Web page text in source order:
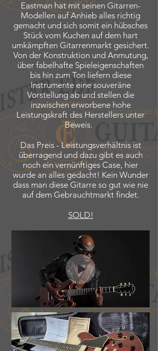
Eastman hat mit seinen Gitarren-
Modellen auf Anhieb alles richtig
gemacht und sich somit ein hübsches
Stück vom Kuchen auf dem hart
umkämpften Gitarrenmarkt gesichert.
Von der Konstruktion und Anmutung,
über fabelhafte Spieleigenschaften
bis hin zum Ton liefern diese
Instrumente eine souveräne
Vorstellung ab und stellen die
inzwischen erworbene hohe
Leistungskraft des Herstellers unter
Beweis.
Das Preis - Leistungsverhältnis ist
überragend und dazu gibt es auch
noch ein vernünftiges Case, hier
wurde an alles gedacht! Kein Wunder
dass man diese Gitarre so gut wie nie
auf dem Gebrauchtmarkt findet.
SOLD!